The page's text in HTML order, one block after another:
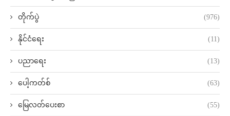
တိုက်ပွဲ (976)
နိုင်ငံရေး (11)
ပညာရေး (13)
ပေါ့ကတ်စ် (63)
မြေလတ်ပေးစာ (55)